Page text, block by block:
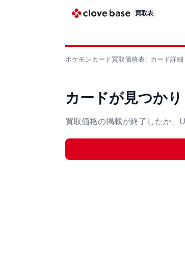
買取表
ポケモンカード買取価格表 カード詳細
カードが見つか
買取価格の掲載が終了したか、